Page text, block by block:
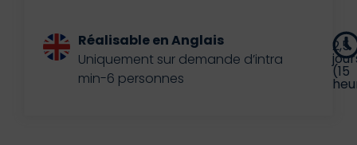
Réalisable en Anglais
Uniquement sur demande d’intra
min-6 personnes
2,5
(15